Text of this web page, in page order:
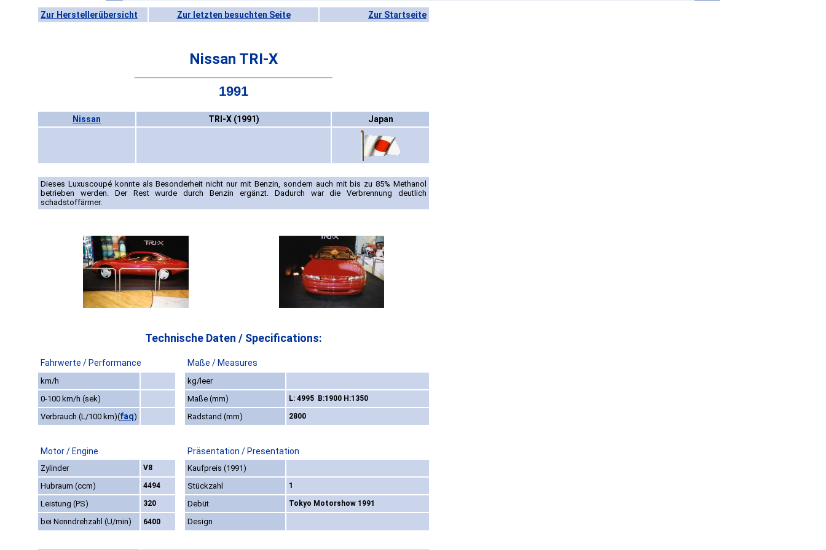
Zur Herstellerübersicht Zur letzten besuchten Seite Zur Startseite
Nissan TRI-X
1991
Nissan TRI-X (1991) Japan
Dieses Luxuscoupé konnte als Besonderheit nicht nur mit Benzin, sondern auch mit bis zu 85% Methanol
betrieben werden. Der Rest wurde durch Benzin ergänzt. Dadurch war die Verbrennung deutlich
schadstoffärmer.
Technische Daten / Specifications:
Fahrwerte / Performance Maße / Measures
km/h
kg/leer
0-100 km/h (sek)
Maße (mm) L: 4995 B:1900 H:1350
Verbrauch (L/100 km)(faq) Radstand (mm) 2800
Motor / Engine Präsentation / Presentation
Zylinder V8
Kaufpreis (1991)
Hubraum (ccm)
4494 Stückzahl 1
Leistung (PS) 320 Debüt Tokyo Motorshow 1991
bei Nenndrehzahl (U/min) 6400 Design